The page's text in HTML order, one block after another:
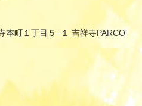
本町１丁目５−１ 吉祥寺PARCO